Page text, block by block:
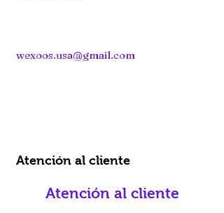
wexoos.usa@gmail.com
Atención al cliente
Atención al cliente